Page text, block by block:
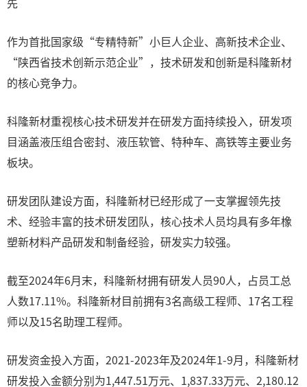
作为首批国家级“专精特新”小巨人企业、高新技术企业、
“陕西省技术创新示范企业”，技术研发和创新是科隆新材
的核心竞争力。
科隆新材重视核心技术研发并在研发方面持续投入，研发项
目涵盖液压组合密封、液压软管、特种车、高铁等主要业务
板块。
研发团队建设方面，科隆新材已经形成了一支掌握领先技
术、经验丰富的技术研发团队，核心技术人员均具有多年橡
塑新材料产品研发和制备经验，研发实力较强。
截至2024年6月末，科隆新材拥有研发人员90人，占员工总
人数17.11%。科隆新材目前拥有3名高级工程师、17名工程
师以及15名助理工程师。
研发资金投入方面，2021-2023年及2024年1-9月，科隆新材
研发投入金额分别为1,447.51万元、1,837.33万元、2,180.12